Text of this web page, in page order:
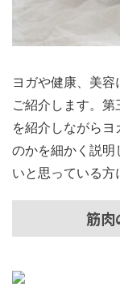
ヨガや健康、美
ご紹介します。
を紹介しながら
のかを細かく説明
いと思っている方
筋肉